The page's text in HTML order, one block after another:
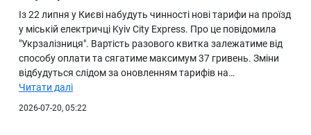
Із 22 липня у Києві набудуть чинності нові тарифи на проїзд
у міській електричці Kyiv City Express. Про це повідомила
"Укрзалізниця". Вартість разового квитка залежатиме від
способу оплати та сягатиме максимум 37 гривень. Зміни
відбудуться слідом за оновленням тарифів на…
Читати далі
2026-07-20, 05:22